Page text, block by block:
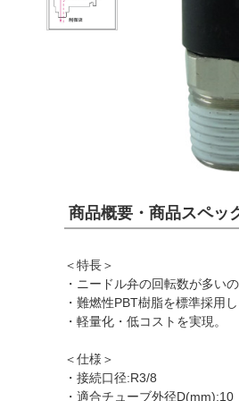
商品概要・商品スペッ
＜特長＞
・ニードル弁の回転数が多い
・難燃性PBT樹脂を標準採用
・軽量化・低コストを実現。
＜仕様＞
・接続口径:R3/8
・適合チューブ外径D(mm):10